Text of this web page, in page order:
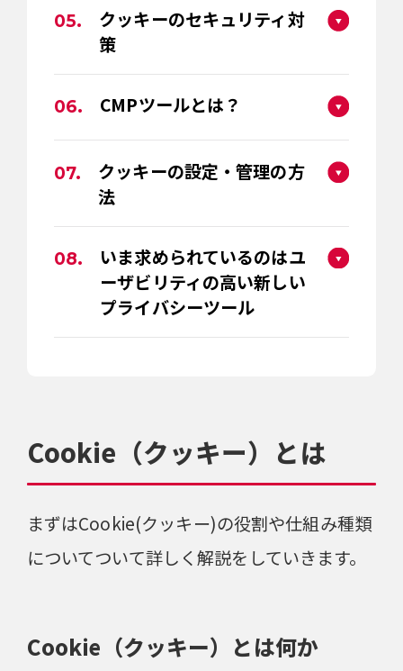
05.
クッキーのセキュリティ対
策
06. CMPツールとは？
07.
クッキーの設定・管理の方
法
08.
いま求められているのはユ
ーザビリティの高い新しい
プライバシーツール
Cookie（クッキー）とは
まずはCookie(クッキー)の役割や仕組み種類
についてついて詳しく解説をしていきます。
Cookie（クッキー）とは何か